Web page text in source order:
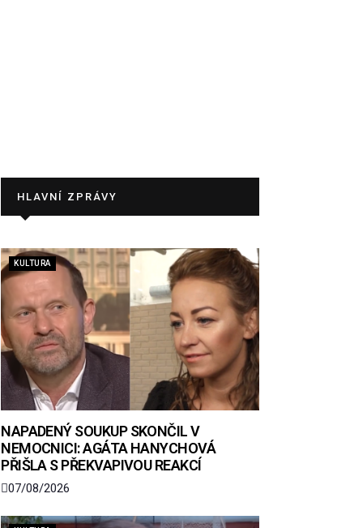
HLAVNÍ ZPRÁVY
KULTURA
NAPADENÝ SOUKUP SKONČIL V
NEMOCNICI: AGÁTA HANYCHOVÁ
PŘIŠLA S PŘEKVAPIVOU REAKCÍ
07/08/2026